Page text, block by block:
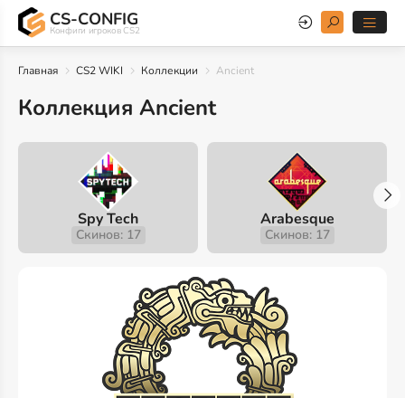
CS-CONFIG
Конфиги игроков CS2
Главная CS2 WIKI Коллекции Ancient
Коллекция Ancient
Spy Tech
Скинов: 17
Arabesque
Скинов: 17